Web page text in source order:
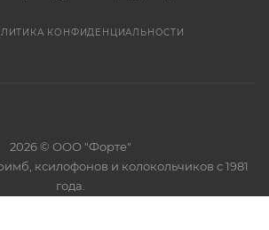
КОНФИДЕНЦИАЛЬНОСТИ
2026 © ООО "Форте"
ксилофонов и колокольчиков с 1981
года.